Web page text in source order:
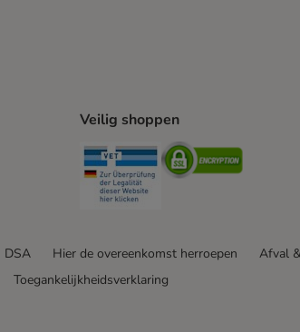
Method
Veilig shoppen
Security Security
DSA Hier de overeenkomst herroepen Afval
Toegankelijkheidsverklaring